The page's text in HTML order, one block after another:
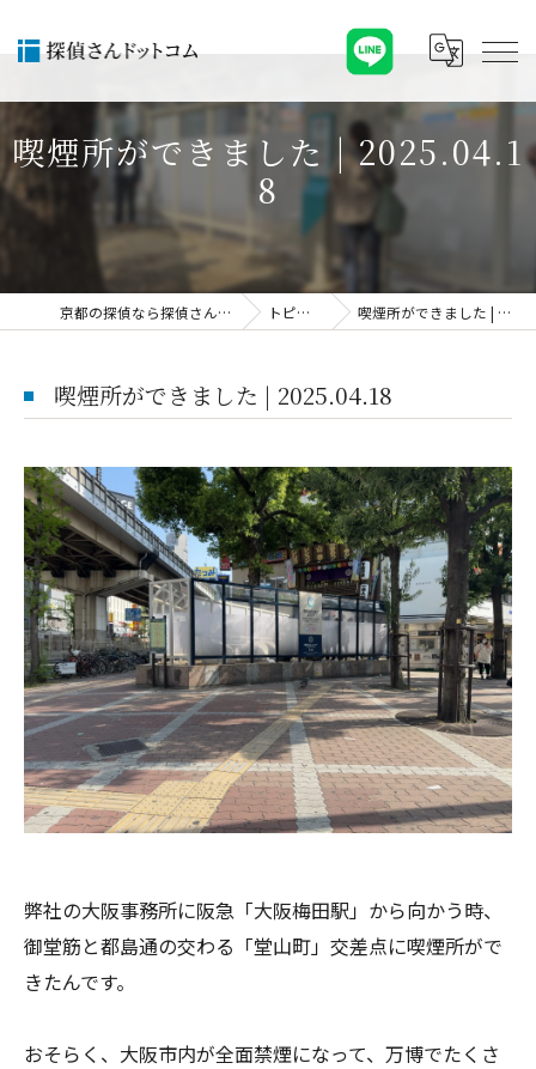
喫煙所ができました | 2025.04.1
8
京都の探偵なら探偵さんドットコム トピックス 喫煙所ができました | 2025.04.18
喫煙所ができました | 2025.04.18
弊社の大阪事務所に阪急「大阪梅田駅」から向かう時、
御堂筋と都島通の交わる「堂山町」交差点に喫煙所がで
きたんです。
おそらく、大阪市内が全面禁煙になって、万博でたくさ